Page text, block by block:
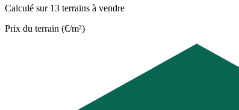
Calculé sur 13 terrains à vendre
Prix du terrain (€/m²)